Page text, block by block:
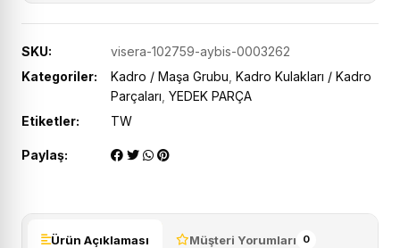
SKU:
visera-102759-aybis-0003262
Kategoriler:
Kadro / Maşa Grubu Kadro Kulakları / Kadro
Parçaları YEDEK PARÇA
Etiketler:
TW
Paylaş:
Ürün Açıklaması Müşteri Yorumları 0